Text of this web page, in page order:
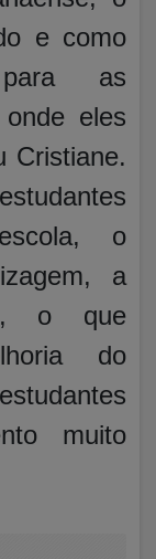
e como
as
eles
Cristiane.
o
a
o que
do
muito